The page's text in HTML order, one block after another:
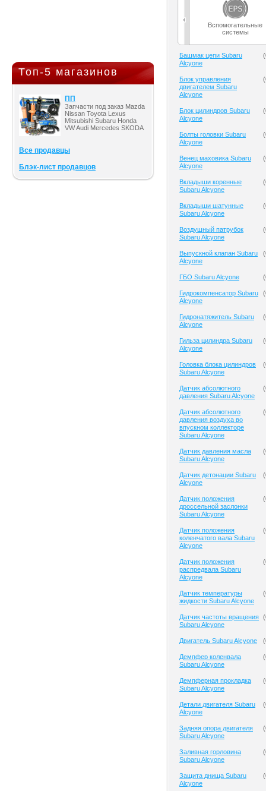
Топ-5 магазинов
ПП
Запчасти под заказ Mazda
Nissan Toyota Lexus
Mitsubishi Subaru Honda
VW Audi Mercedes SKODA
Все продавцы
Блэк-лист продавцов
Вспомогательные
системы
Башмак цепи Subaru
Alcyone
(
Блок управления
двигателем Subaru
Alcyone
(
Блок цилиндров Subaru
Alcyone
(
Болты головки Subaru
Alcyone
(
Венец маховика Subaru
Alcyone
(
Вкладыши коренные
Subaru Alcyone
(
Вкладыши шатунные
Subaru Alcyone
(
Воздушный патрубок
Subaru Alcyone
(
Выпускной клапан Subaru
Alcyone
(
ГБО Subaru Alcyone (
Гидрокомпенсатор Subaru
Alcyone
(
Гидронатяжитель Subaru
Alcyone
(
Гильза цилиндра Subaru
Alcyone
(
Головка блока цилиндров
Subaru Alcyone
(
Датчик абсолютного
давления Subaru Alcyone
(
Датчик абсолютного
давления воздуха во
впускном коллекторе
Subaru Alcyone
(
Датчик давления масла
Subaru Alcyone
(
Датчик детонации Subaru
Alcyone
(
Датчик положения
дроссельной заслонки
Subaru Alcyone
(
Датчик положения
коленчатого вала Subaru
Alcyone
(
Датчик положения
распредвала Subaru
Alcyone
(
Датчик температуры
жидкости Subaru Alcyone
(
Датчик частоты вращения
Subaru Alcyone
(
Двигатель Subaru Alcyone (
Демпфер коленвала
Subaru Alcyone
(
Демпферная прокладка
Subaru Alcyone
(
Детали двигателя Subaru
Alcyone
(
Задняя опора двигателя
Subaru Alcyone
(
Заливная горловина
Subaru Alcyone
(
Защита днища Subaru
Alcyone
(